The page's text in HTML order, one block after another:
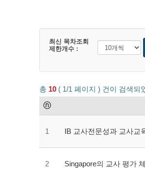
최신 목차조회
제한개수 :
총 10( 1/1 페이지 ) 건이 검색되
ⓝ
1 IB 교사전문성과 교사교
2 Singapore의 교사 평가